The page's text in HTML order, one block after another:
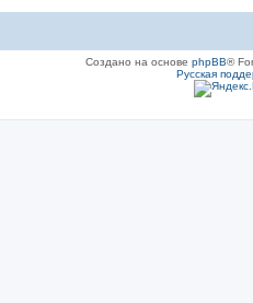
Создано на основе phpBB®
Русская